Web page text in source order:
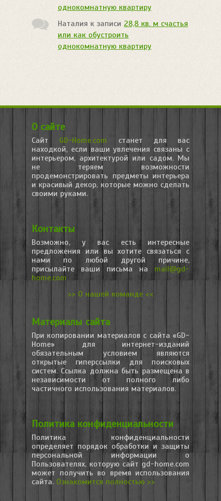
однокомнатную квартиру
Наталия к записи28,8 кв. м счастья
или как обустроить
однокомнатную квартиру
О сайте
Сайт GD-Home.com станет для вас
находкой, если ваши увлечения связаны с
интерьером, архитектурой или садом. Мы
не теряем возможности
продемонстрировать предметы интерьера
и красивый декор, которые можно сделать
своими руками.
Контакты
Возможно, у вас есть интересные
предложения или вы хотите связаться с
нами по любой другой причине,
присылайте ваши письма на mail@gd-
home.com
>> О нашей команде <<
Материалы сайта
При копировании материалов с сайта «GD-
Home» для интернет-изданий
обязательным условием являются
открытые гиперссылки для поисковых
систем. Ссылка должна быть размещена в
независимости от полного либо
частичного использования материалов.
Политика конфиденциальности
Политика конфиденциальности
определяет порядок обработки и защиты
персональной информации о
Пользователях, которую сайт gd-home.com
может получить во время использования
сайта. Ознакомится полностью >>